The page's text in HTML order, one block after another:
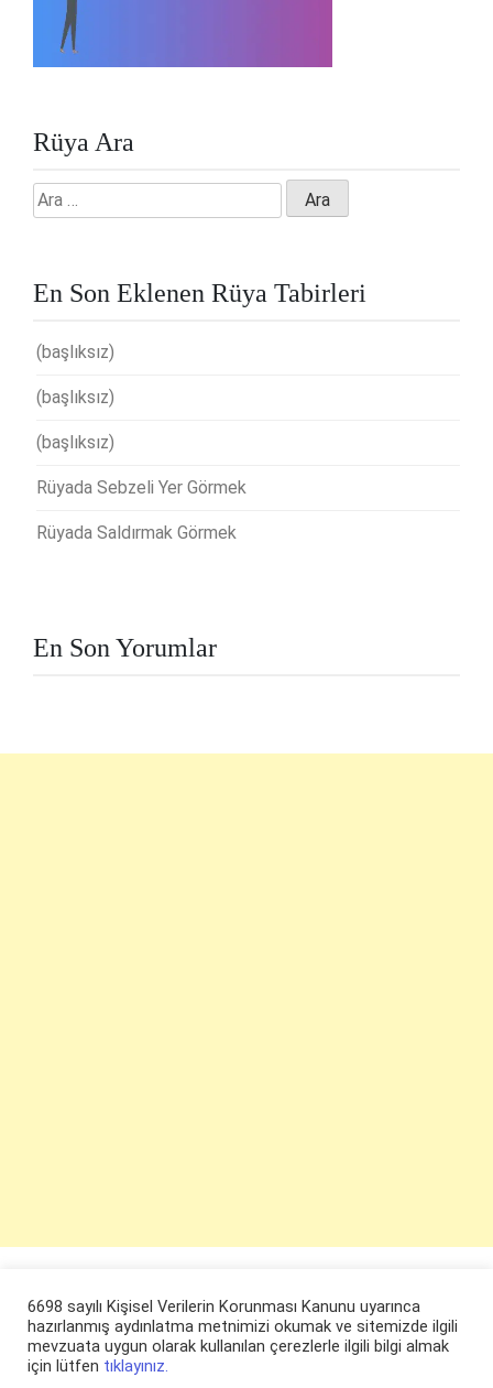
Rüya Ara
Arama:
En Son Eklenen Rüya Tabirleri
(başlıksız)
(başlıksız)
(başlıksız)
Rüyada Sebzeli Yer Görmek
Rüyada Saldırmak Görmek
En Son Yorumlar
6698 sayılı Kişisel Verilerin Korunması Kanunu uyarınca
hazırlanmış aydınlatma metnimizi okumak ve sitemizde ilgili
mevzuata uygun olarak kullanılan çerezlerle ilgili bilgi almak
için lütfen tıklayınız.